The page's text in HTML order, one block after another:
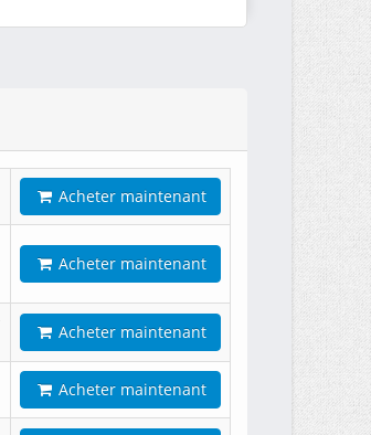
Acheter maintenant
Acheter maintenant
Acheter maintenant
Acheter maintenant